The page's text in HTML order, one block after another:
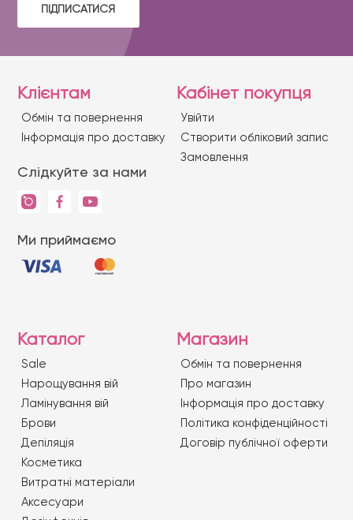
ПІДПИСАТИСЯ
Клієнтам
Обмін та повернення
Iнформація про доставку
Слідкуйте за нами
Ми приймаємо
Кабінет покупця
Увійти
Створити обліковий запис
Замовлення
Каталог
Sale
Нарощування вій
Ламінування вій
Брови
Депіляція
Косметика
Витратні матеріали
Аксесуари
Магазин
Обмін та повернення
Про магазин
Iнформація про доставку
Політика конфіденційності
Договір публічної оферти